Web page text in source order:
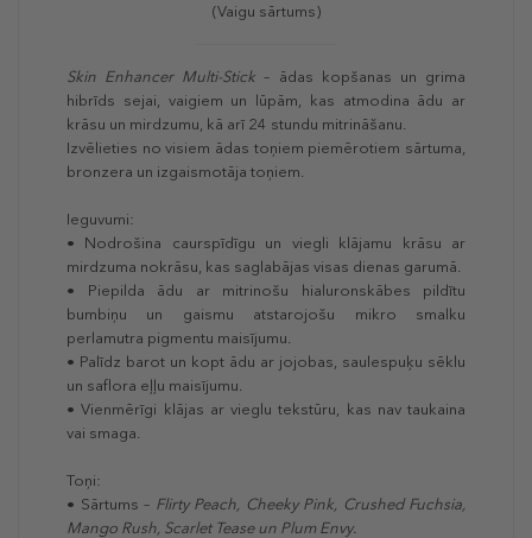
(Vaigu sārtums)
Skin Enhancer Multi-Stick – ādas kopšanas un grima
hibrīds sejai, vaigiem un lūpām, kas atmodina ādu ar
krāsu un mirdzumu, kā arī 24 stundu mitrināšanu.
Izvēlieties no visiem ādas toņiem piemērotiem sārtuma,
bronzera un izgaismotāja toņiem.
Ieguvumi:
• Nodrošina caurspīdīgu un viegli klājamu krāsu ar
mirdzuma nokrāsu, kas saglabājas visas dienas garumā.
• Piepilda ādu ar mitrinošu hialuronskābes pildītu
bumbiņu un gaismu atstarojošu mikro smalku
perlamutra pigmentu maisījumu.
• Palīdz barot un kopt ādu ar jojobas, saulespuķu sēklu
un saflora eļļu maisījumu.
• Vienmērīgi klājas ar vieglu tekstūru, kas nav taukaina
vai smaga.
Toņi:
• Sārtums – Flirty Peach, Cheeky Pink, Crushed Fuchsia,
Mango Rush, Scarlet Tease un Plum Envy.